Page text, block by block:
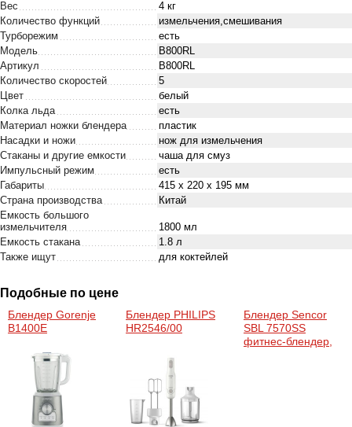
Вес
4 кг
Количество функций
измельчения,смешивания
Турборежим
есть
Модель
B800RL
Артикул
B800RL
Количество скоростей
5
Цвет
белый
Колка льда
есть
Материал ножки блендера
пластик
Насадки и ножи
нож для измельчения
Стаканы и другие емкости
чаша для смуз
Импульсный режим
есть
Габариты
415 х 220 х 195 мм
Страна производства
Китай
Емкость большого
измельчителя
1800 мл
Емкость стакана
1.8 л
Также ищут
для коктейлей
Подобные по цене
Блендер Gorenje
B1400E
Блендер PHILIPS
HR2546/00
Блендер Sencor
SBL 7570SS
фитнес-блендер,